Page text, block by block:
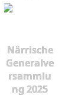
Närrische
Generalve
rsammlu
ng 2025